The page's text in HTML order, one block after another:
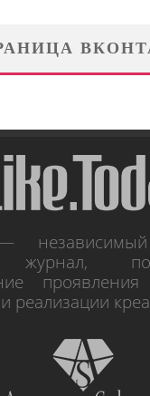
журнал,
проявления
реализации